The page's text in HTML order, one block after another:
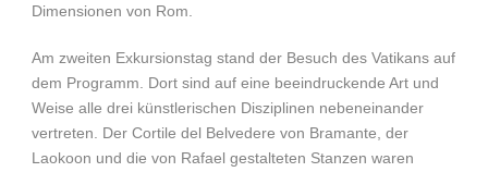
Dimensionen von Rom.
Am zweiten Exkursionstag stand der Besuch des Vatikans auf
dem Programm. Dort sind auf eine beeindruckende Art und
Weise alle drei künstlerischen Disziplinen nebeneinander
vertreten. Der Cortile del Belvedere von Bramante, der
Laokoon und die von Rafael gestalteten Stanzen waren